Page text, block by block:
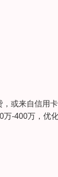
或来自信用
-400万，优